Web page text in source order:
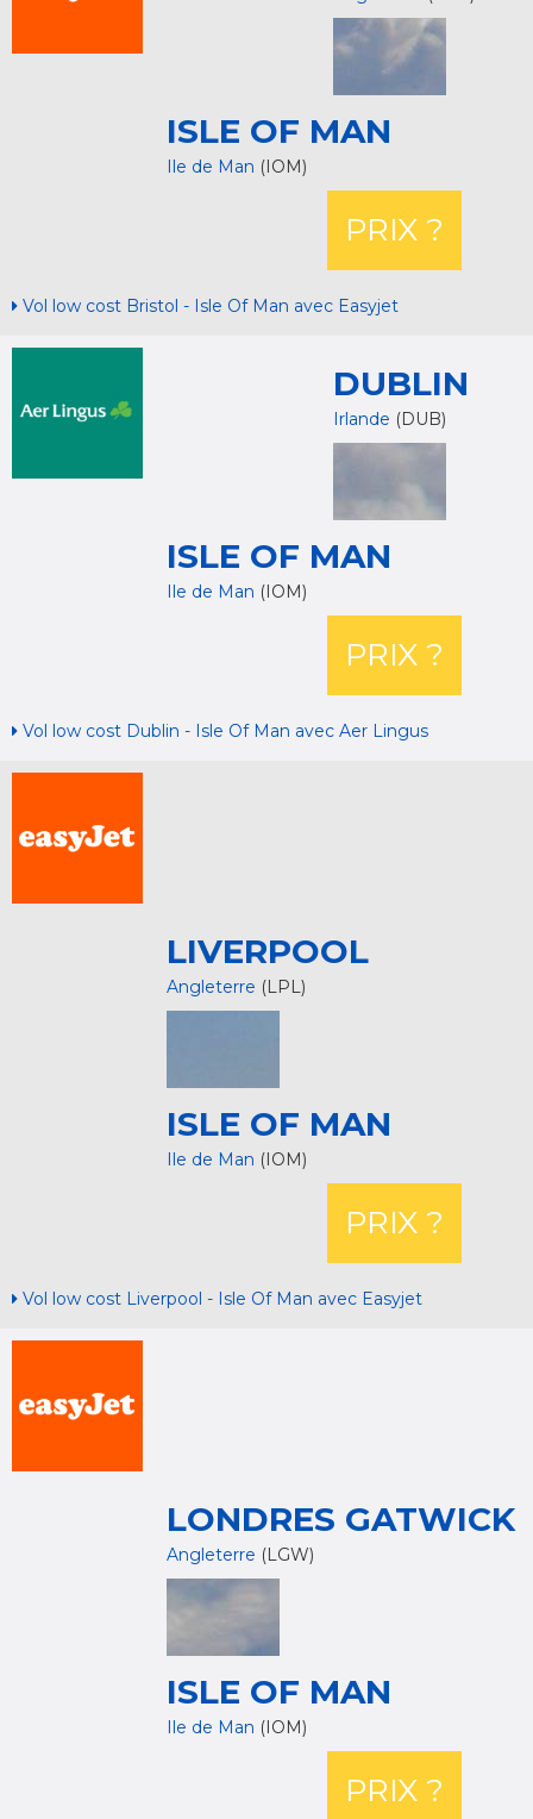
ISLE OF MAN
Ile de Man (IOM)
PRIX ?
Vol low cost Bristol - Isle Of Man avec Easyjet
DUBLIN
Irlande (DUB)
ISLE OF MAN
Ile de Man (IOM)
PRIX ?
Vol low cost Dublin - Isle Of Man avec Aer Lingus
LIVERPOOL
Angleterre (LPL)
ISLE OF MAN
Ile de Man (IOM)
PRIX ?
Vol low cost Liverpool - Isle Of Man avec Easyjet
LONDRES GATWICK
Angleterre (LGW)
ISLE OF MAN
Ile de Man (IOM)
PRIX ?